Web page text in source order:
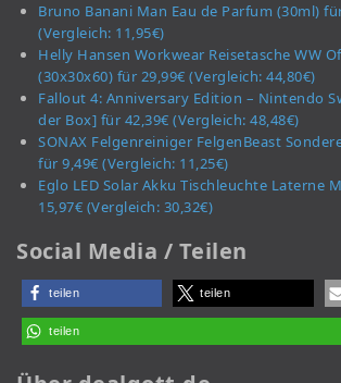
Bruno Banani Man Eau de Parfum (30ml)
(Vergleich: 11,95€)
Helly Hansen Workwear Reisetasche WW
(30x30x60) für 29,99€ (Vergleich: 44,80€)
Fallout 4: Anniversary Edition – Nintendo
der Box] für 42,39€ (Vergleich: 48,48€)
SONAX Felgenreiniger FelgenBeast
für 9,49€ (Vergleich: 11,25€)
Eglo LED Solar Akku Tischleuchte Laterne
15,97€ (Vergleich: 30,32€)
Social Media / Teilen
teilen teilen
teilen